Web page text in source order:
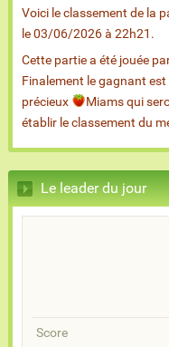
Voici le classement de la
le 03/06/2026 à 22h21.
Cette partie a été jouée
Finalement le gagnant est
précieux
Miams qui
établir le classement du
Le leader du jour
Score